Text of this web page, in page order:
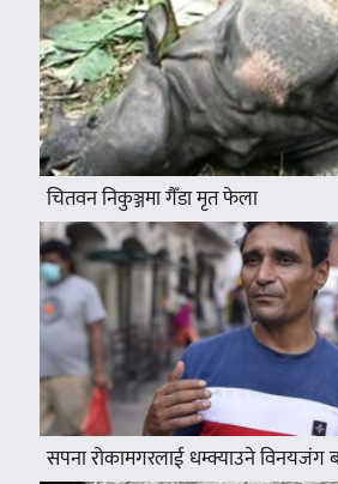
चितवन निकुञ्जमा गैँडा मृत फेला
सपना रोकामगरलाई धम्क्याउने विनयजंग